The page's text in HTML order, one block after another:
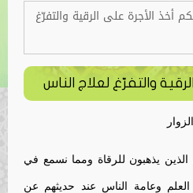
أخذ الأجرة على الرقية والتفرّغ
والتفرّغ لعلاج الناس
يذهبون للرقاة ومما نسمع في
وعامة الناس عند حديثهم عن